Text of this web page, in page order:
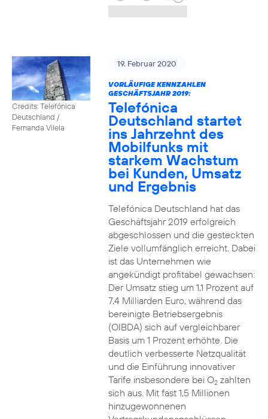
Credits: Telefónica
Deutschland /
Fernanda Vilela
19. Februar 2020
VORLÄUFIGE KENNZAHLEN
GESCHÄFTSJAHR 2019:
Telefónica
Deutschland startet
ins Jahrzehnt des
Mobilfunks mit
starkem Wachstum
bei Kunden, Umsatz
und Ergebnis
Telefónica Deutschland hat das
Geschäftsjahr 2019 erfolgreich
abgeschlossen und die gesteckten
Ziele vollumfänglich erreicht. Dabei
ist das Unternehmen wie
angekündigt profitabel gewachsen:
Der Umsatz stieg um 1,1 Prozent auf
7,4 Milliarden Euro, während das
bereinigte Betriebsergebnis
(OIBDA) sich auf vergleichbarer
Basis um 1 Prozent erhöhte. Die
deutlich verbesserte Netzqualität
und die Einführung innovativer
Tarife insbesondere bei O2zahlten
sich aus. Mit fast 1,5 Millionen
hinzugewonnenen